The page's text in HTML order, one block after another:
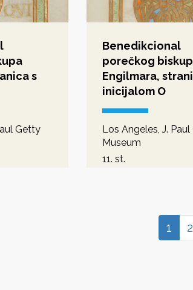
s
Getty
Benedikcional
porečkog
Engilmara,
inicijalom O
Los Angeles, J.
Museum
11. st.
1 2